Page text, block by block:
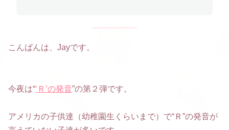
こんばんは、Jayです。
今夜は“‘Ｒ’の発音”の第２弾です。
アメリカの子供達（幼稚園生くらいまで）で“Ｒ”の発音が